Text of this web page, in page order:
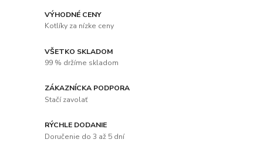
VÝHODNÉ CENY
Kotlíky za nízke ceny
VŠETKO SKLADOM
99 % držíme skladom
ZÁKAZNÍCKA PODPORA
Stačí zavolať
RÝCHLE DODANIE
Doručenie do 3 až 5 dní